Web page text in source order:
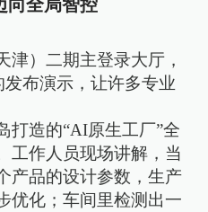
向全局智控
津）二期主登录大厅，
布演示，让许多专业
打造的“AI原生工厂”全
工作人员现场讲解，当
产品的设计参数，生产
优化；车间里检测出一